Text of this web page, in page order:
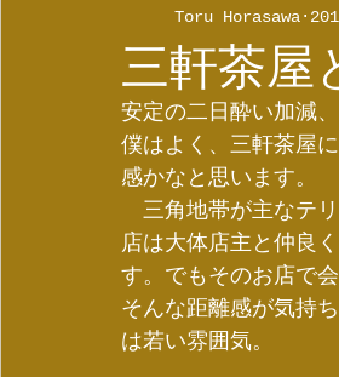
三軒茶屋
Toru Horasawa
安定の二日酔い加減、
僕はよく、三軒茶屋
感かなと思います。
三角地帯が主なテ
店は大体店主と仲良
す。でもそのお店で
そんな距離感が気持
は若い雰囲気。